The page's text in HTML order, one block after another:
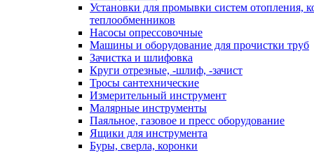
Установки для промывки систем отопления,
теплообменников
Насосы опрессовочные
Машины и оборудование для прочистки труб
Зачистка и шлифовка
Круги отрезные, -шлиф, -зачист
Тросы сантехнические
Измерительный инструмент
Малярные инструменты
Паяльное, газовое и пресс оборудование
Ящики для инструмента
Буры, сверла, коронки